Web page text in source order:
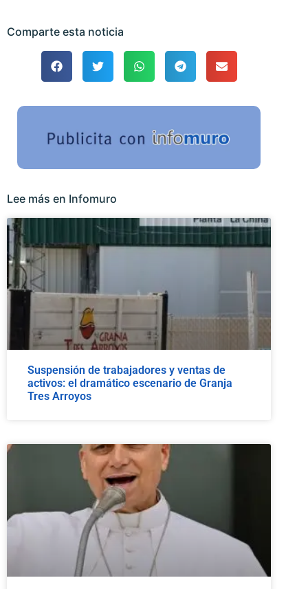
Comparte esta noticia
Lee más en Infomuro
Suspensión de trabajadores y ventas de
activos: el dramático escenario de Granja
Tres Arroyos